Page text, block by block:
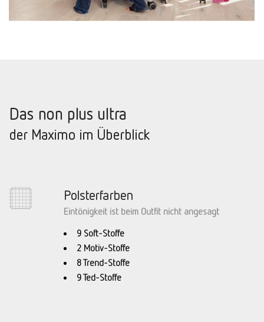
Das non plus ultra
der Maximo im Überblick
Polsterfarben
Eintönigkeit ist beim Outfit nicht angesagt
9 Soft-Stoffe
2 Motiv-Stoffe
8 Trend-Stoffe
9 Ted-Stoffe